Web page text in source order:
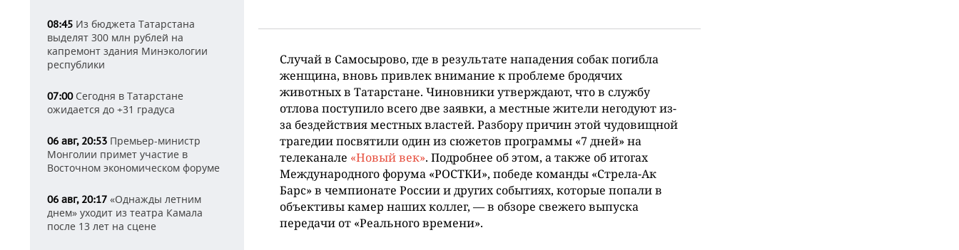
08:45 Из бюджета Татарстана
выделят 300 млн рублей на
капремонт здания Минэкологии
республики
07:00Сегодня в Татарстане
ожидается до +31 градуса
06 авг, 20:53 Премьер-министр
Монголии примет участие в
Восточном экономическом форуме
06 авг, 20:17 «Однажды летним
днем» уходит из театра Камала
после 13 лет на сцене
Случай в Самосырово, где в результате нападения собак погибла
женщина, вновь привлек внимание к проблеме бродячих
животных в Татарстане. Чиновники утверждают, что в службу
отлова поступило всего две заявки, а местные жители негодуют из-
за бездействия местных властей. Разбору причин этой чудовищной
трагедии посвятили один из сюжетов программы «7 дней» на
телеканале «Новый век». Подробнее об этом, а также об итогах
Международного форума «РОСТКИ», победе команды «Стрела-Ак
Барс» в чемпионате России и других событиях, которые попали в
объективы камер наших коллег, — в обзоре свежего выпуска
передачи от «Реального времени».